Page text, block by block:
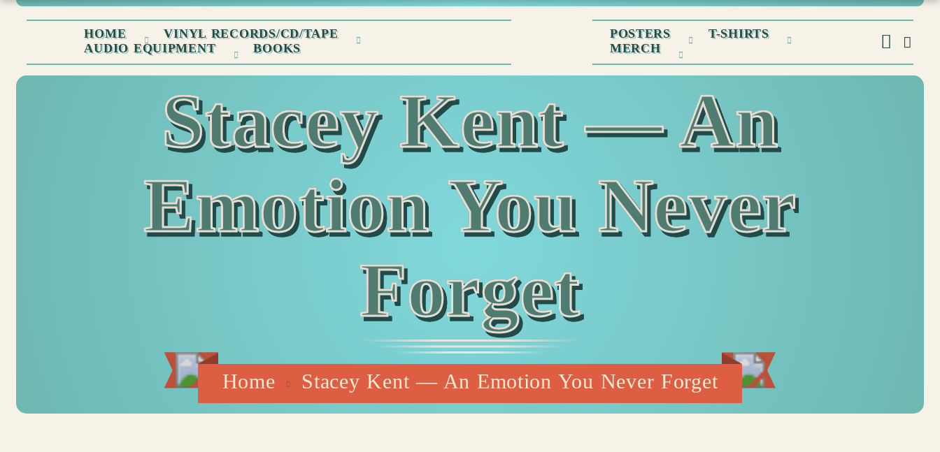
HOME
VINYL RECORDS/CD/TAPE
AUDIO EQUIPMENT
BOOKS
POSTERS
T-SHIRTS
MERCH
Stacey Kent — An
Emotion You Never
Forget
Home Stacey Kent — An Emotion You Never Forget